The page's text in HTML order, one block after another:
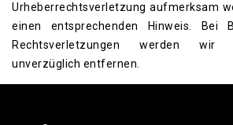
Urheberrechtsverletzung aufmerksam
einen entsprechenden Hinweis. Bei
Rechtsverletzungen werden wir
unverzüglich entfernen.